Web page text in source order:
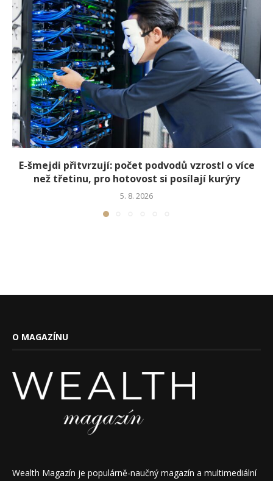
E-šmejdi přitvrzují: počet podvodů vzrostl o více
než třetinu, pro hotovost si posílají kurýry
5. 8. 2026
O MAGAZÍNU
Wealth Magazín je populárně-naučný magazín a multimediální